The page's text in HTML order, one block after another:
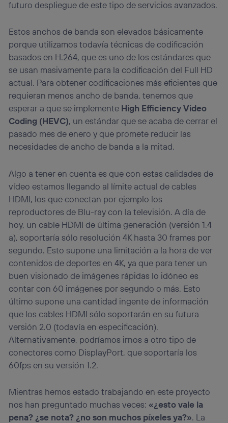
futuro despliegue de este tipo de servicios avanzados.
Estos anchos de banda son elevados básicamente
porque utilizamos todavía técnicas de codificación
basados en H.264, que es uno de los estándares que
se usan masivamente para la codificación del Full HD
actual. Para obtener codificaciones más eficientes que
requieran menos ancho de banda, tenemos que
esperar a que se implemente High Efficiency Video
Coding (HEVC), un estándar que se acaba de cerrar el
pasado mes de enero y que promete reducir las
necesidades de ancho de banda a la mitad.
Algo a tener en cuenta es que con estas calidades de
vídeo estamos llegando al límite actual de cables
HDMI, los que conectan por ejemplo los
reproductores de Blu-ray con la televisión. A día de
hoy, un cable HDMI de última generación (versión 1.4
a), soportaría sólo resolución 4K hasta 30 frames por
segundo. Esto supone una limitación a la hora de ver
contenidos de deportes en 4K, ya que para tener un
buen visionado de imágenes rápidas lo idóneo es
contar con 60 imágenes por segundo o más. Esto
último supone una cantidad ingente de información
que los cables HDMI sólo soportarán en su futura
versión 2.0 (todavía en especificación).
Alternativamente, podríamos irnos a otro tipo de
conectores como DisplayPort, que soportaría los
60fps en su versión 1.2.
Mientras hemos estado trabajando en este proyecto
nos han preguntado muchas veces: «¿esto vale la
pena? ¿se nota? ¿no son muchos píxeles ya?». La